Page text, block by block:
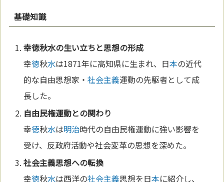
基礎知識
幸徳秋水の生い立ちと思想の形成
幸徳秋水は1871年に高知県に生まれ、日本の近代
的な自由思想家・社会主義運動の先駆者として成
長した。
自由民権運動との関わり
幸徳秋水は明治時代の自由民権運動に強い影響を
受け、反政府活動や社会変革の思想を深めた。
社会主義思想への転換
幸徳秋水は西洋の社会主義思想を日本に紹介し、